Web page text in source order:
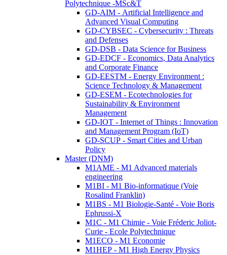
Polytechnique -MSc&T
GD-AIM - Artificial Intelligence and
Advanced Visual Computing
GD-CYBSEC - Cybersecurity : Threats
and Defenses
GD-DSB - Data Science for Business
GD-EDCF - Economics, Data Analytics
and Corporate Finance
GD-EESTM - Energy Environment :
Science Technology & Management
GD-ESEM - Ecotechnologies for
Sustainability & Environment
Management
GD-IOT - Internet of Things : Innovation
and Management Program (IoT)
GD-SCUP - Smart Cities and Urban
Policy
Master (DNM)
M1AME - M1 Advanced materials
engineering
M1BI - M1 Bio-informatique (Voie
Rosalind Franklin)
M1BS - M1 Biologie-Santé - Voie Boris
Ephrussi-X
M1C - M1 Chimie - Voie Fréderic Joliot-
Curie - Ecole Polytechnique
M1ECO - M1 Economie
M1HEP - M1 High Energy Physics